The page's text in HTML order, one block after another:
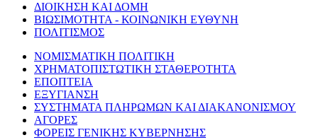
ΔΙΟΙΚΗΣΗ ΚΑΙ ΔΟΜΗ
ΒΙΩΣΙΜΟΤΗΤΑ - ΚΟΙΝΩΝΙΚΗ ΕΥΘΥΝΗ
ΠΟΛΙΤΙΣΜΟΣ
ΝΟΜΙΣΜΑΤΙΚΗ ΠΟΛΙΤΙΚΗ
ΧΡΗΜΑΤΟΠΙΣΤΩΤΙΚΗ ΣΤΑΘΕΡΟΤΗΤΑ
ΕΠΟΠΤΕΙΑ
ΕΞΥΓΙΑΝΣΗ
ΣΥΣΤΗΜΑΤΑ ΠΛΗΡΩΜΩΝ ΚΑΙ ΔΙΑΚΑΝΟΝΙΣΜΟΥ
ΑΓΟΡΕΣ
ΦΟΡΕΙΣ ΓΕΝΙΚΗΣ ΚΥΒΕΡΝΗΣΗΣ